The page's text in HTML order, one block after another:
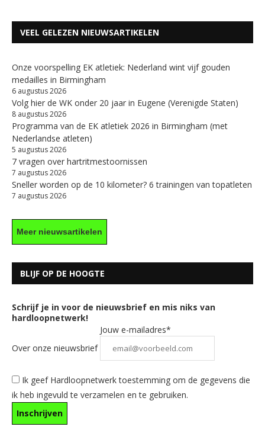
VEEL GELEZEN NIEUWSARTIKELEN
Onze voorspelling EK atletiek: Nederland wint vijf gouden
medailles in Birmingham
6 augustus 2026
Volg hier de WK onder 20 jaar in Eugene (Verenigde Staten)
8 augustus 2026
Programma van de EK atletiek 2026 in Birmingham (met
Nederlandse atleten)
5 augustus 2026
7 vragen over hartritmestoornissen
7 augustus 2026
Sneller worden op de 10 kilometer? 6 trainingen van topatleten
7 augustus 2026
Meer nieuwsartikelen
BLIJF OP DE HOOGTE
Schrijf je in voor de nieuwsbrief en mis niks van
hardloopnetwerk!
Over onze nieuwsbrief
Jouw e-mailadres*
Ik geef Hardloopnetwerk toestemming om de gegevens die
ik heb ingevuld te verzamelen en te gebruiken.